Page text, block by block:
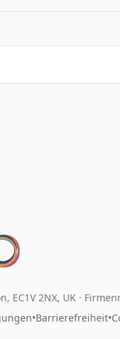
EC1V 2NX, UK ·
•Barrierefreiheit•